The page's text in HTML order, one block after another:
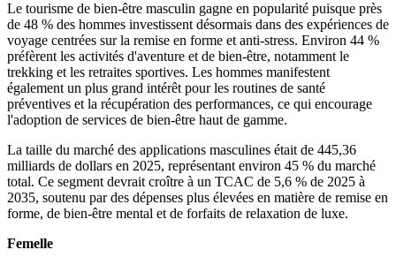
Le tourisme de bien-être masculin gagne en popularité puisque près
de 48 % des hommes investissent désormais dans des expériences de
voyage centrées sur la remise en forme et anti-stress. Environ 44 %
préfèrent les activités d'aventure et de bien-être, notamment le
trekking et les retraites sportives. Les hommes manifestent
également un plus grand intérêt pour les routines de santé
préventives et la récupération des performances, ce qui encourage
l'adoption de services de bien-être haut de gamme.
La taille du marché des applications masculines était de 445,36
milliards de dollars en 2025, représentant environ 45 % du marché
total. Ce segment devrait croître à un TCAC de 5,6 % de 2025 à
2035, soutenu par des dépenses plus élevées en matière de remise en
forme, de bien-être mental et de forfaits de relaxation de luxe.
Femelle